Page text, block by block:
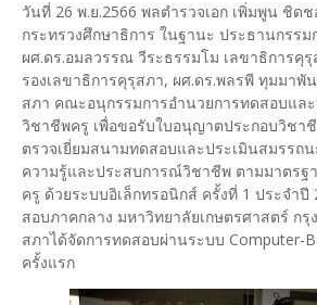
วันที่ 26 พ.ย.2566 พลตำรวจเอก เพิ่มพูน ชิด
กระทรวงศึกษาธิการ ในฐานะ ประธานกรร
ผศ.ดร.อมลวรรณ วีระธรรมโม เลขาธิการคุ
รองเลขาธิการคุรุสภา, ผศ.ดร.พลรพี ทุมมาพั
สภา คณะอนุกรรมการอำนวยการทดสอบแล
วิชาชีพครู เพื่อขอรับใบอนุญาตประกอบวิช
ตรวจเยี่ยมสนามทดสอบและประเมินสมรรถ
ความรู้และประสบการณ์วิชาชีพ ตามมาตรฐ
ครู ด้วยระบบอิเล็กทรอนิกส์ ครั้งที่ 1 ประจำ
สอบภาคกลาง มหาวิทยาลัยเกษตรศาสตร์ กรุ
สภาได้จัดการทดสอบผ่านระบบ Computer-
ครั้งแรก